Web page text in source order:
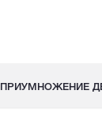
ПРИУМНОЖЕНИЕ